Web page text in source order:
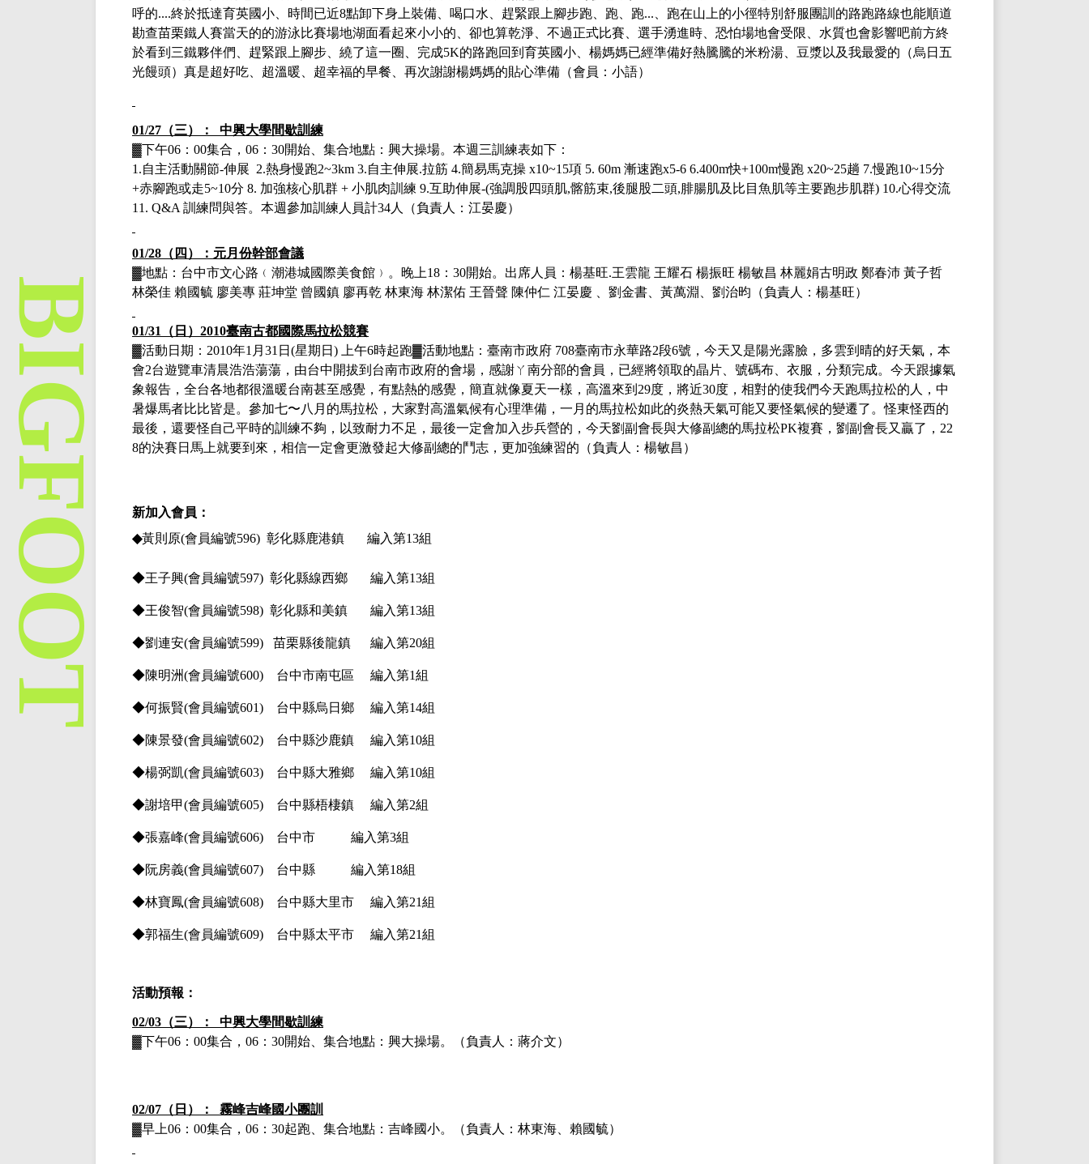
呼的....終於抵達育英國小、時間已近8點卸下身上裝備、喝口水、趕緊跟上腳步跑、跑、跑...、跑在山上的小徑特別舒服團訓的路跑路線也能順道
勘查苗栗鐵人賽當天的的游泳比賽場地湖面看起來小小的、卻也算乾淨、不過正式比賽、選手湧進時、恐怕場地會受限、水質也會影響吧前方終
於看到三鐵夥伴們、趕緊跟上腳步、繞了這一圈、完成5K的路跑回到育英國小、楊媽媽已經準備好熱騰騰的米粉湯、豆漿以及我最愛的（烏日五
光饅頭）真是超好吃、超溫暖、超幸福的早餐、再次謝謝楊媽媽的貼心準備 （會員：小語）
01/27（三）： 中興大學間歇訓練
▓下午06：00集合，06：30開始、集合地點：興大操場。 本週三訓練表如下 ：
1.自主活動關節-伸展 2.熱身慢跑2~3km 3.自主伸展.拉筋 4.簡易馬克操 x10~15項 5. 60m 漸速跑x5-6 6.400m快+100m慢跑 x20~25趟 7.慢跑10~15分
+赤腳跑或走5~10分 8. 加強核心肌群 + 小肌肉訓練 9.互助伸展-(強調股四頭肌,髂筋束,後腿股二頭,腓腸肌及比目魚肌等主要跑步肌群) 10.心得交流
11. Q&A 訓練問與答。 本週參加訓練人員計34人（負責人：江晏慶）
01/28（四）：元月份幹部會議
▓地點：台中市文心路﹙潮港城國際美食館﹚。晚上18：30開始。 出席人員：楊基旺.王雲龍 王耀石 楊振旺 楊敏昌 林麗娟古明政 鄭春沛 黃子哲
林榮佳 賴國毓 廖美專 莊坤堂 曾國鎮 廖再乾 林東海 林潔佑 王晉聲 陳仲仁 江晏慶 、劉金書、黃萬淵、劉治昀 （負責人：楊基旺）
01/31（日） 2010臺南古都國際馬拉松競賽
▓活動日期： 2010年1 月 31 日 (星期日 ) 上午6時起跑▓活動地點：臺南市政府 708臺南市永華路2段6號， 今天又是陽光露臉，多雲到晴的好天氣，本
會2台遊覽車清晨浩浩蕩蕩，由台中開拔到台南市政府的會場，感謝ㄚ南分部的會員，已經將領取的晶片、號碼布、衣服，分類完成。今天跟據氣
象報告，全台各地都很溫暖台南甚至感覺，有點熱的感覺，簡直就像夏天一樣，高溫來到29度，將近30度，相對的使我們今天跑馬拉松的人，中
暑爆馬者比比皆是。參加七〜八月的馬拉松，大家對高溫氣候有心理準備，一月的馬拉松如此的炎熱天氣可能又要怪氣候的變遷了。怪東怪西的
最後，還要怪自己平時的訓練不夠，以致耐力不足，最後一定會加入步兵營的，今天劉副會長與大修副總的馬拉松PK複賽，劉副會長又贏了，22
8的決賽日馬上就要到來，相信一定會更激發起大修副總的鬥志，更加強練習的 （負責人：楊敏昌）
新加入會員：
◆黃則原(會員編號596) 彰化縣鹿港鎮 編入第13組
◆王子興(會員編號597) 彰化縣線西鄉 編入第13組
◆王俊智(會員編號598) 彰化縣和美鎮 編入第13組
◆劉連安(會員編號599) 苗栗縣後龍鎮 編入第20組
◆陳明洲(會員編號600) 台中市南屯區 編入第1組
◆何振賢(會員編號601) 台中縣烏日鄉 編入第14組
◆陳景發(會員編號602) 台中縣沙鹿鎮 編入第10組
◆楊弼凱(會員編號603) 台中縣大雅鄉 編入第10組
◆謝培甲(會員編號605) 台中縣梧棲鎮 編入第2組
◆張嘉峰(會員編號606) 台中市 編入第3組
◆阮房義(會員編號607) 台中縣 編入第18組
◆林寶鳳(會員編號608) 台中縣大里市 編入第21組
◆郭福生(會員編號609) 台中縣太平市 編入第21組
活動預報：
02/03（三）： 中興大學間歇訓練
▓下午06：00集合，06：30開始、集合地點：興大操場。（負責人：蔣介文）
02/07（日）： 霧峰吉峰國小團訓
▓早上06：00集合，06：30起跑、集合地點：吉峰國小。（負責人：林東海、賴國毓）